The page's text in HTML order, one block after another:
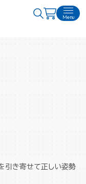
Menu
引き寄せて正しい姿勢